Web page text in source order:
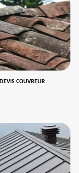
DEVIS COUVREUR